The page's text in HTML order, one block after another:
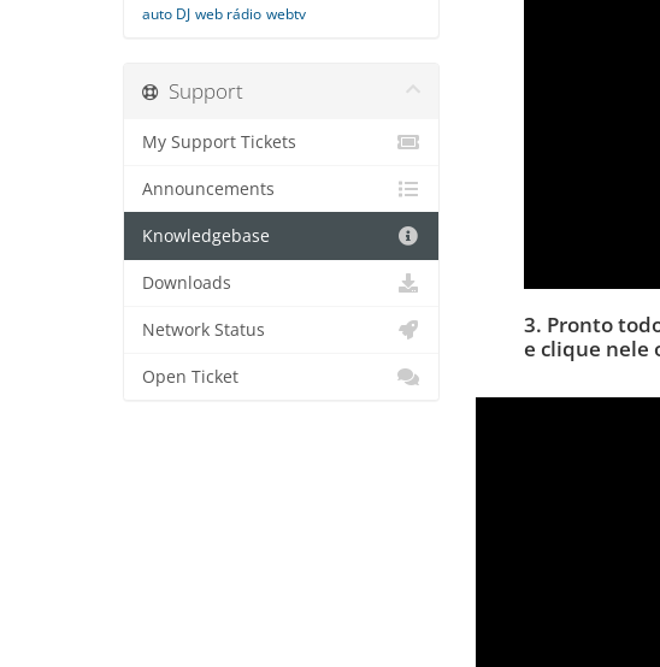
3. Pronto
e clique nele
auto DJ web rádio webtv
Support
My Support Tickets
Announcements
Knowledgebase
Downloads
Network Status
Open Ticket